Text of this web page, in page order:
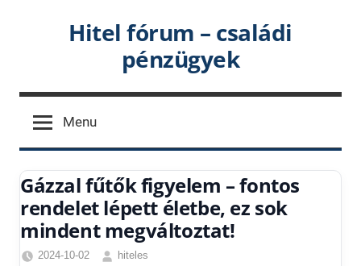
Hitel fórum – családi
pénzügyek
Menu
Gázzal fűtők figyelem – fontos
rendelet lépett életbe, ez sok
mindent megváltoztat!
2024-10-02
hiteles